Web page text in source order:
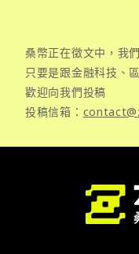
桑幣正在徵文中，我
只要是跟金融科技、
歡迎向我們投稿
投稿信箱：